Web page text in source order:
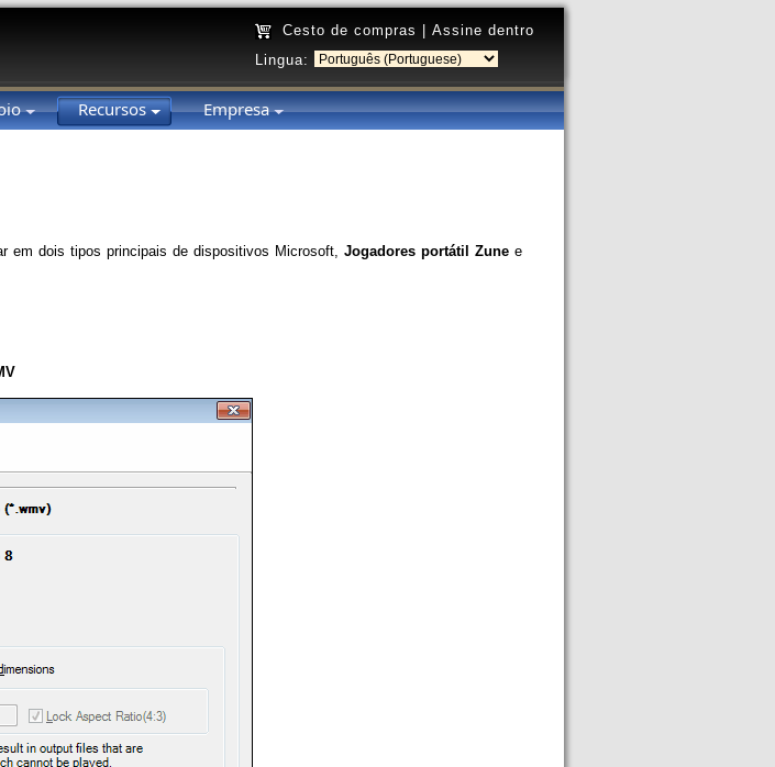
Cesto de compras
Assine dentro
Lingua:
Recursos Empresa
em dois tipos principais de dispositivos Microsoft, Jogadores portátil Zune e